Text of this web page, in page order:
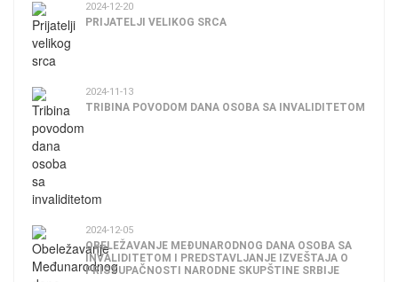
2024-12-20
PRIJATELJI VELIKOG SRCA
2024-11-13
TRIBINA POVODOM DANA OSOBA SA INVALIDITETOM
2024-12-05
OBELEŽAVANJE MEĐUNARODNOG DANA OSOBA SA
INVALIDITETOM I PREDSTAVLJANJE IZVEŠTAJA O
PRISTUPAČNOSTI NARODNE SKUPŠTINE SRBIJE